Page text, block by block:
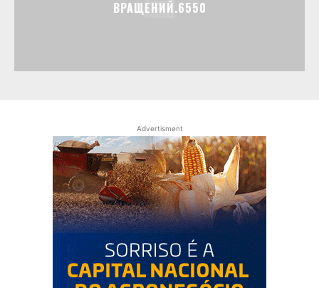
ВРАЩЕНИЙ.6550
Advertisment